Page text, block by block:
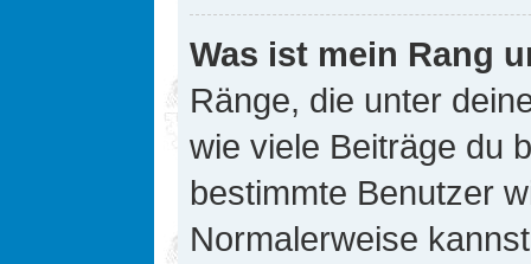
Was ist mein Rang
Ränge, die unter
wie viele Beiträge du
bestimmte Benutzer
Normalerweise